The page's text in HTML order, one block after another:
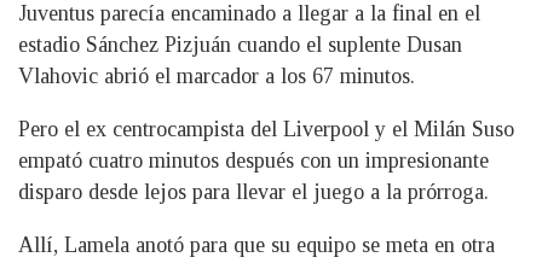
Juventus parecía encaminado a llegar a la final en el
estadio Sánchez Pizjuán cuando el suplente Dusan
Vlahovic abrió el marcador a los 67 minutos.
Pero el ex centrocampista del Liverpool y el Milán Suso
empató cuatro minutos después con un impresionante
disparo desde lejos para llevar el juego a la prórroga.
Allí, Lamela anotó para que su equipo se meta en otra